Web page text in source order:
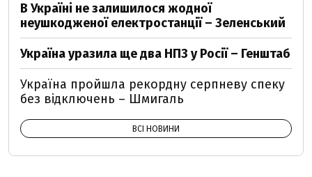
В Україні не залишилося жодної
неушкодженої електростанції – Зеленський
Україна уразила ще два НПЗ у Росії – Генштаб
Україна пройшла рекордну серпневу спеку
без відключень – Шмигаль
ВСІ НОВИНИ